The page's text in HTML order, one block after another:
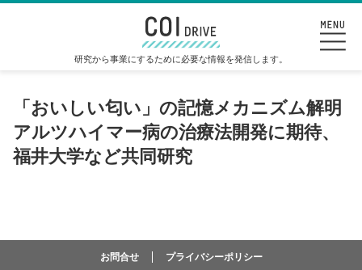
研究から事業にするために必要な情報を発信します。
「おいしい匂い」の記憶メカニズム解明
アルツハイマー病の治療法開発に期待、
福井大学など共同研究
お問合せ プライバシーポリシー